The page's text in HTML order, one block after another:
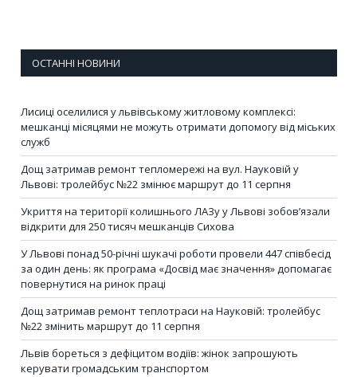
ОСТАННІ НОВИНИ
Лисиці оселилися у львівському житловому комплексі:
мешканці місяцями не можуть отримати допомогу від міських
служб
Дощ затримав ремонт тепломережі на вул. Науковій у
Львові: тролейбус №22 змінює маршрут до 11 серпня
Укриття на території колишнього ЛАЗу у Львові зобов’язали
відкрити для 250 тисяч мешканців Сихова
У Львові понад 50-річні шукачі роботи провели 447 співбесід
за один день: як програма «Досвід має значення» допомагає
повернутися на ринок праці
Дощ затримав ремонт теплотраси на Науковій: тролейбус
№22 змінить маршрут до 11 серпня
Львів бореться з дефіцитом водіїв: жінок запрошують
керувати громадським транспортом